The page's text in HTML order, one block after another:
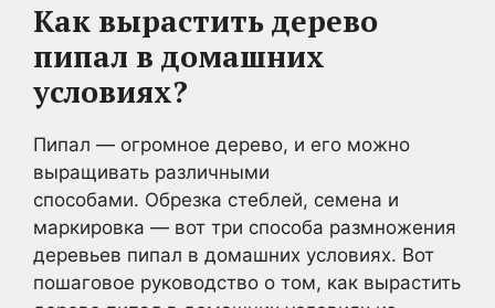
Как вырастить дерево
пипал в домашних
условиях?
Пипал — огромное дерево, и его можно
выращивать различными
способами. Обрезка стеблей, семена и
маркировка — вот три способа размножения
деревьев пипал в домашних условиях. Вот
пошаговое руководство о том, как вырастить